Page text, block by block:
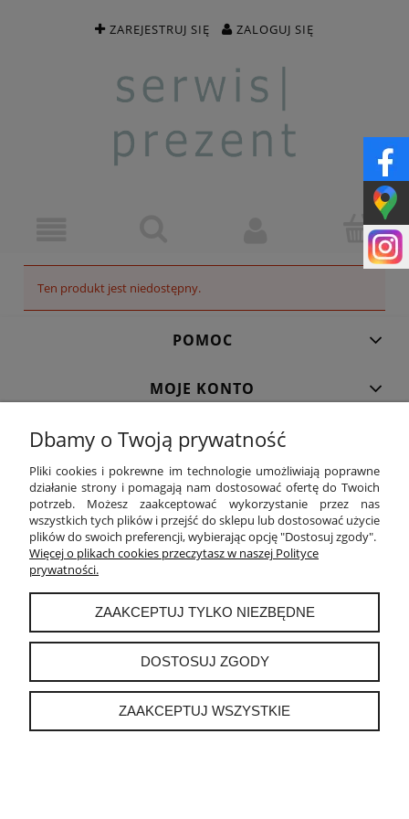
ZAREJESTRUJ SIĘ ZALOGUJ SIĘ
Ten produkt jest niedostępny.
POMOC
MOJE KONTO
PŁATNOŚCI I DOSTAWA
INFORMACJE
O NAS
POKAŻ PEŁNĄ WERSJĘ STRONY
Sklep internetowy Shoper.pl
Dbamy o Twoją prywatność
Pliki cookies i pokrewne im technologie umożliwiają poprawne
działanie strony i pomagają nam dostosować ofertę do Twoich
potrzeb. Możesz zaakceptować wykorzystanie przez nas
wszystkich tych plików i przejść do sklepu lub dostosować użycie
plików do swoich preferencji, wybierając opcję "Dostosuj zgody".
Więcej o plikach cookies przeczytasz w naszej Polityce
prywatności.
ZAAKCEPTUJ TYLKO NIEZBĘDNE
DOSTOSUJ ZGODY
ZAAKCEPTUJ WSZYSTKIE